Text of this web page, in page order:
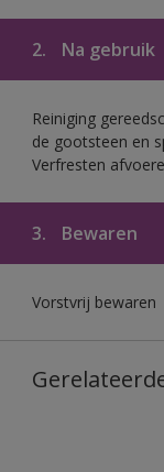
2. Na gebruik
Reiniging
de gootsteen en
Verfresten
3. Bewaren
Vorstvrij bewaren